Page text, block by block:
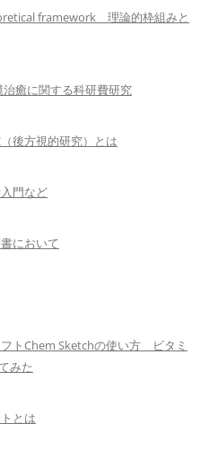
framework 理論的枠組みと
癒に関する科研費研究
後方視的研究）とは
門など
において
トChem Sketchの使い方 ビタミ
みた
とは